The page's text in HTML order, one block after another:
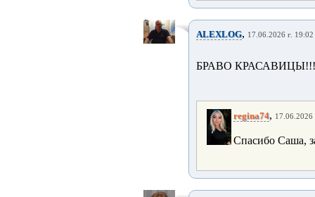
ALEXLOG, 17.06.2026 г. 19:02
БРАВО
regina74, 17.06.2026
Спасибо Саша,